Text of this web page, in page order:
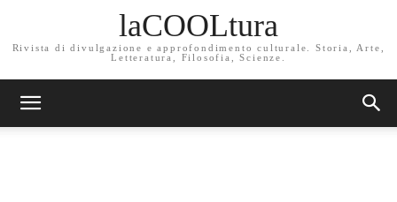
laCOOLtura
Rivista di divulgazione e approfondimento culturale. Storia, Arte,
Letteratura, Filosofia, Scienze.